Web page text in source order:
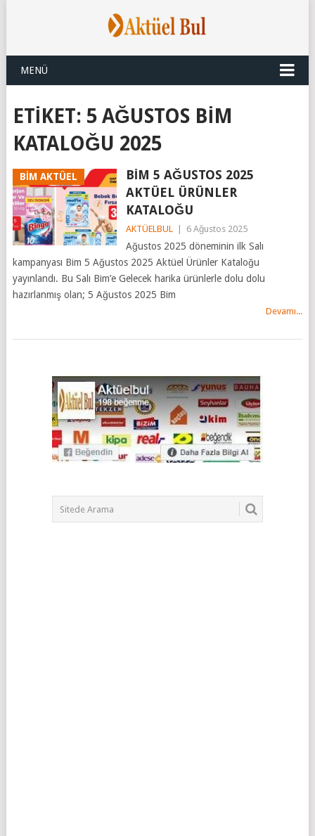
MENÜ
ETIKET: 5 AĞUSTOS BIM
KATALOĞU 2025
BİM AKTÜEL
BİM 5 AĞUSTOS 2025
AKTÜEL ÜRÜNLER
KATALOĞU
AKTÜELBUL 6 Ağustos 2025
Ağustos 2025 döneminin ilk Salı
kampanyası Bim 5 Ağustos 2025 Aktüel Ürünler Kataloğu
yayınlandı. Bu Salı Bim’e Gelecek harika ürünlerle dolu dolu
hazırlanmış olan; 5 Ağustos 2025 Bim
Devamı...
NAVIGATION